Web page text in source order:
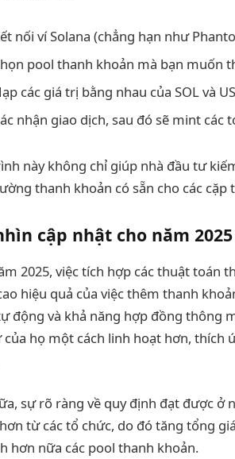
nối ví Solana (chẳng hạn như
pool thanh khoản mà bạn muốn
các giá trị bằng nhau của SOL và
nhận giao dịch, sau đó sẽ mint các
này không chỉ giúp nhà đầu tư
thanh khoản có sẵn cho các cặp
cập nhật cho năm 2025
2025, việc tích hợp các thuật toán
hiệu quả của việc thêm thanh
động và khả năng hợp đồng thông
của họ một cách linh hoạt hơn,
sự rõ ràng về quy định đạt được ở
từ các tổ chức, do đó tăng tổng
hơn nữa các pool thanh khoản.